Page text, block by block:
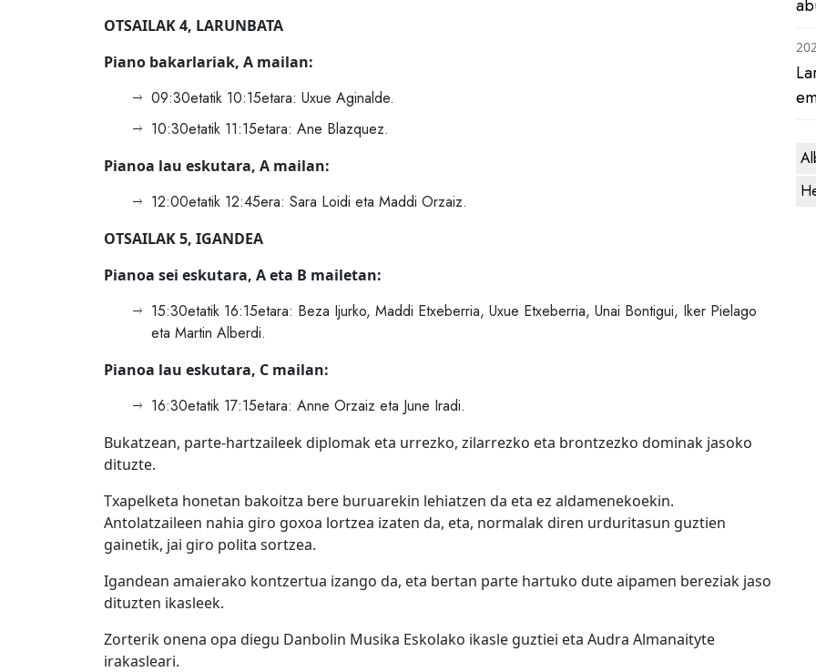
OTSAILAK 4, LARUNBATA
Piano bakarlariak, A mailan:
09:30etatik 10:15etara: Uxue Aginalde.
10:30etatik 11:15etara: Ane Blazquez.
Pianoa lau eskutara, A mailan:
12:00etatik 12:45era: Sara Loidi eta Maddi Orzaiz.
OTSAILAK 5, IGANDEA
Pianoa sei eskutara, A eta B mailetan:
15:30etatik 16:15etara: Beza Ijurko, Maddi Etxeberria, Uxue Etxeberria, Unai Bontigui, Iker Pielago
eta Martin Alberdi.
Pianoa lau eskutara, C mailan:
16:30etatik 17:15etara: Anne Orzaiz eta June Iradi.
Bukatzean, parte-hartzaileek diplomak eta urrezko, zilarrezko eta brontzezko dominak jasoko
dituzte.
Txapelketa honetan bakoitza bere buruarekin lehiatzen da eta ez aldamenekoekin.
Antolatzaileen nahia giro goxoa lortzea izaten da, eta, normalak diren urduritasun guztien
gainetik, jai giro polita sortzea.
Igandean amaierako kontzertua izango da, eta bertan parte hartuko dute aipamen bereziak jaso
dituzten ikasleek.
Zorterik onena opa diegu Danbolin Musika Eskolako ikasle guztiei eta Audra Almanaityte
irakasleari.